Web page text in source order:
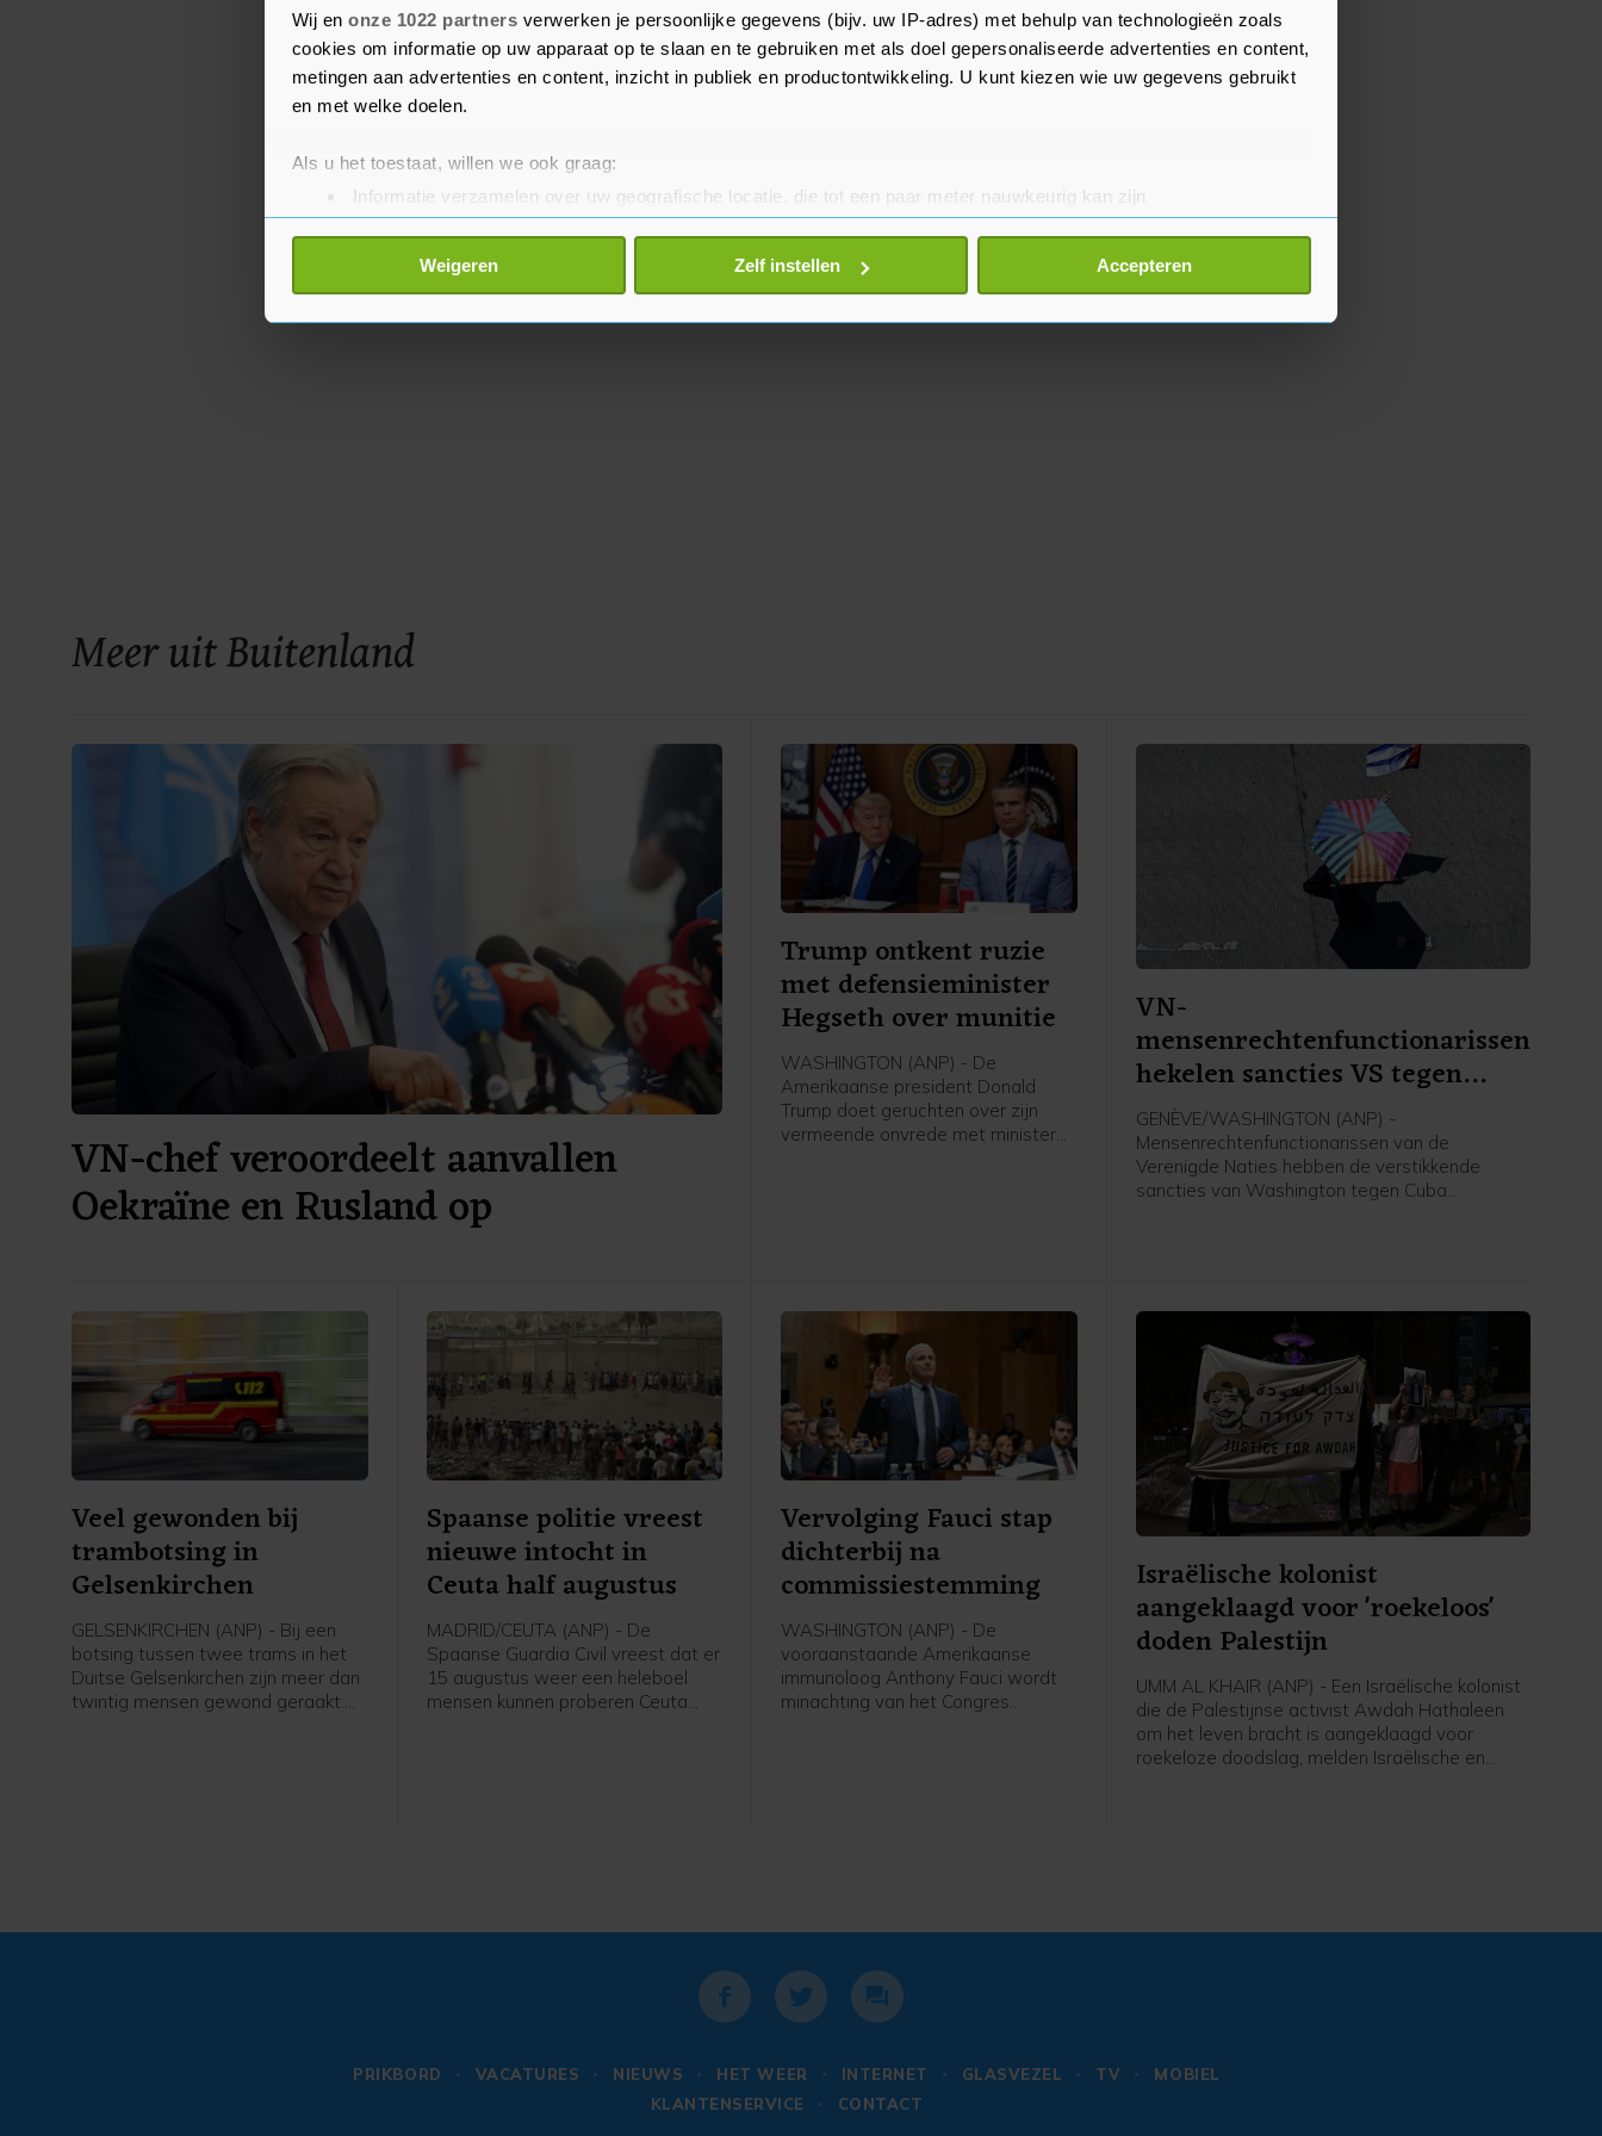
Wij en onze 1022 partners verwerken je persoonlijke gegevens (bijv. uw IP-adres) met behulp van technologieën zoals
cookies om informatie op uw apparaat op te slaan en te gebruiken met als doel gepersonaliseerde advertenties en content,
metingen aan advertenties en content, inzicht in publiek en productontwikkeling. U kunt kiezen wie uw gegevens gebruikt
en met welke doelen.
Als u het toestaat, willen we ook graag:
Informatie verzamelen over uw geografische locatie, die tot een paar meter nauwkeurig kan zijn
Uw apparaat identificeren door het actief te scannen op specifieke eigenschappen (fingerprinting)
Lees meer over hoe uw persoonlijke gegevens worden verwerkt en stel uw voorkeuren in het
detailgedeelte
toestemming op elk moment wijzigen of intrekken in de Cookieverklaring.
Weigeren Zelf instellen Accepteren
oplegt, heeft het land wel zijn zorgen uitgesproken over
de oorlog en roept het op tot vredesoverleg.
Meer uit Buitenland
VN-chef veroordeelt aanvallen
Oekraïne en Rusland op
Trump ontkent ruzie
met defensieminister
Hegseth over munitie
WASHINGTON (ANP) - De
Amerikaanse president Donald
Trump doet geruchten over zijn
vermeende onvrede met minister
VN-
mensenrechtenfunctionarissen
hekelen sancties VS tegen
Cuba
GENÈVE/WASHINGTON (ANP) -
Mensenrechtenfunctionarissen van de
Verenigde Naties hebben de verstikkende
sancties van Washington tegen Cuba
Veel gewonden bij
trambotsing in
Gelsenkirchen
GELSENKIRCHEN (ANP) - Bij een
botsing tussen twee trams in het
Duitse Gelsenkirchen zijn meer dan
twintig mensen gewond geraakt.
Spaanse politie vreest
nieuwe intocht in
Ceuta half augustus
MADRID/CEUTA (ANP) - De
Spaanse Guardia Civil vreest dat er
15 augustus weer een heleboel
mensen kunnen proberen Ceuta
beklemtoonde een bron bij de
Vervolging Fauci stap
dichterbij na
commissiestemming
WASHINGTON (ANP) - De
vooraanstaande Amerikaanse
immunoloog Anthony Fauci wordt
minachting van het Congres
stemden van de aanwezigen acht
en vijf Democraten tegen.
Israëlische kolonist
aangeklaagd voor 'roekeloos'
doden Palestijn
UMM AL KHAIR (ANP) - Een Israëlische kolonist
die de Palestijnse activist Awdah Hathaleen
om het leven bracht is aangeklaagd voor
roekeloze doodslag, melden Israëlische en
PRIKBORD VACATURES NIEUWS HET WEER INTERNET GLASVEZEL TV
MOBIEL
KLANTENSERVICE
CONTACT